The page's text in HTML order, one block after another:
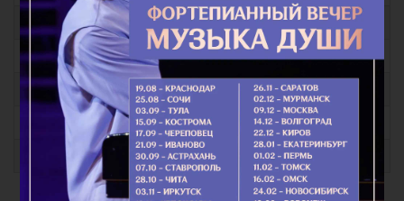
Молитвы Заупокойные
Молитвы перед иконами Пресвятой Богородицы
Молитвы праздникам
Молитвы общие
Молитвы святым